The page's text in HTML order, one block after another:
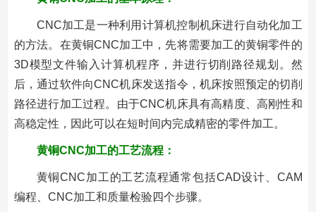
CNC加工是一种利用计算机控制机床进行自动化加工
的方法。在黄铜CNC加工中，先将需要加工的黄铜零件的
3D模型文件输入计算机程序，并进行切削路径规划。然
后，通过软件向CNC机床发送指令，机床按照预定的切削
路径进行加工过程。由于CNC机床具有高精度、高刚性和
高稳定性，因此可以在短时间内完成精密的零件加工。
黄铜CNC加工的工艺流程：
黄铜CNC加工的工艺流程通常包括CAD设计、CAM
编程、CNC加工和质量检验四个步骤。